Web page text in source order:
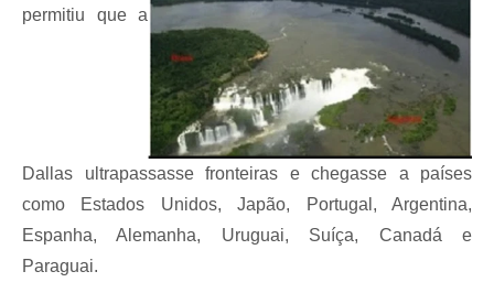
permitiu que a
Dallas ultrapassasse fronteiras e chegasse a países
como Estados Unidos, Japão, Portugal, Argentina,
Espanha, Alemanha, Uruguai, Suíça, Canadá e
Paraguai.